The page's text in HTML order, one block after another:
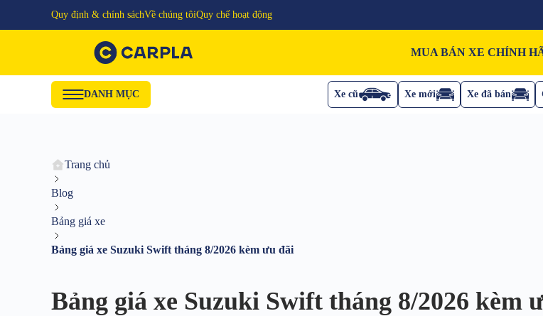
Quy định & chính sáchVề chúng tôiQuy chế hoạt động
MUA BÁN XE CHÍNH
DANH MỤC Xe cũ Xe mới Xe đã bán
Trang chủ
Blog
Bảng giá xe
Bảng giá xe Suzuki Swift tháng 8/2026 kèm ưu đãi
Bảng giá xe Suzuki Swift tháng 8/2026 kèm